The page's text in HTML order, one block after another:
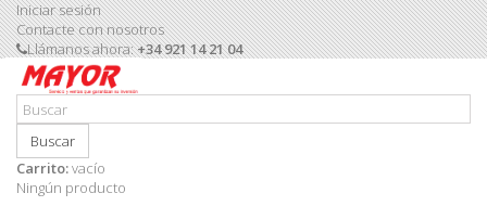
Iniciar sesión
Contacte con nosotros
Llámanos ahora:+34 921 14 21 04
Buscar
Carrito:vacío
Ningún producto